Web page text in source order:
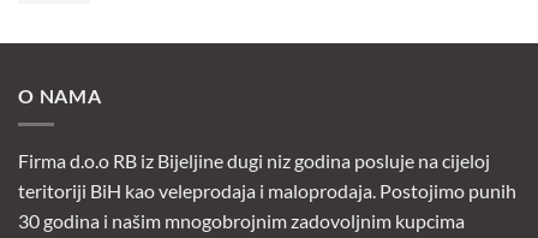
O NAMA
Firma d.o.o RB iz Bijeljine dugi niz godina posluje na cijeloj
teritoriji BiH kao veleprodaja i maloprodaja. Postojimo punih
30 godina i našim mnogobrojnim zadovoljnim kupcima